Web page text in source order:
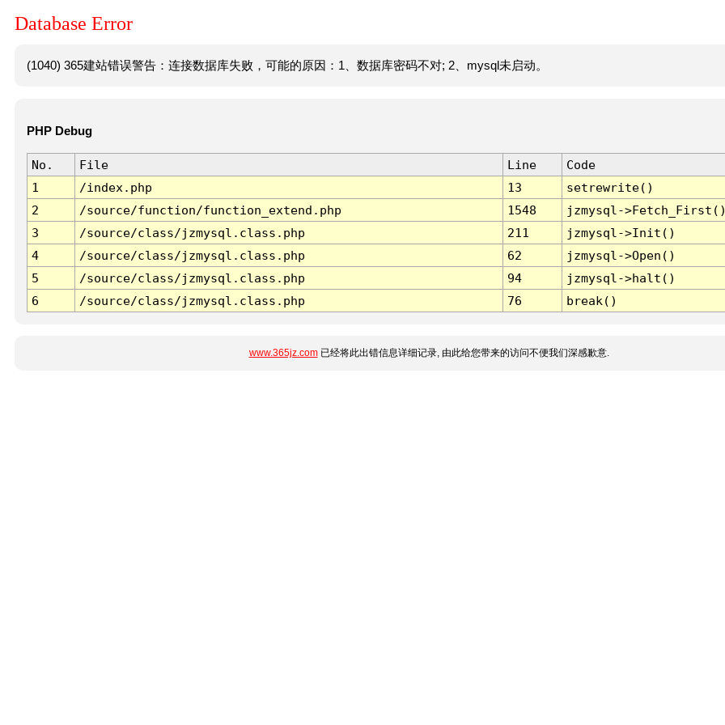
Database Error
(1040) 365建站错误警告：连接数据库失败，可能的原因：1、数据库密码不对; 2、mysql未启动。
PHP Debug
No. File Line
Code
1
/index.php 13
setrewrite()
2
/source/function/function_extend.php 1548
jzmysql-
3
/source/class/jzmysql.class.php 211
jzmysql->Init()
4
/source/class/jzmysql.class.php 62
jzmysql->Open()
5
/source/class/jzmysql.class.php 94
jzmysql->halt()
6
/source/class/jzmysql.class.php 76 break()
www.365jz.com已经将此出错信息详细记录, 由此给您带来的访问不便我们深感歉意.